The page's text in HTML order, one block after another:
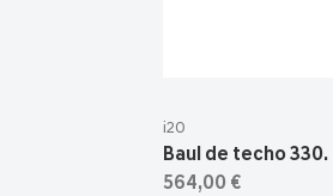
i20
Baul de techo 330.
564,00 €